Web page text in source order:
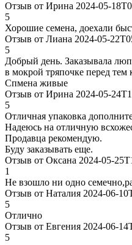
Отзыв от Ирина 2024-05-
5
Хорошие семена, доехали
Отзыв от Лиана 2024-05-
5
Добрый день. Заказывала
в мокрой тряпочке перед тем
Спмена живые
Отзыв от Ирина 2024-05-
5
Отличная упаковка
Надеюсь на отличную
Продавца рекомендую.
Буду заказывать еще.
Отзыв от Оксана 2024-05-
1
Не взошло ни одно
Отзыв от Наталия 2024-06-
5
Отлично
Отзыв от Евгения 2024-06-
5